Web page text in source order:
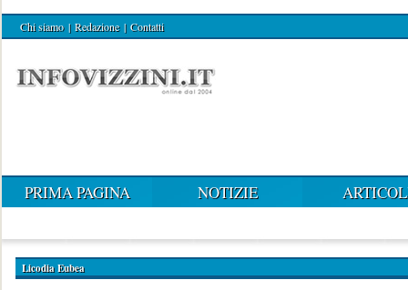
Chi siamo | Redazione | Contatti
PRIMA PAGINA NOTIZIE
Licodia Eubea